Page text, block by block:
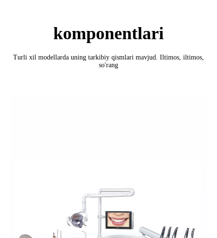
komponentlari
Turli xil modellarda uning tarkibiy qismlari mavjud. Iltimos, iltimos,
so'rang